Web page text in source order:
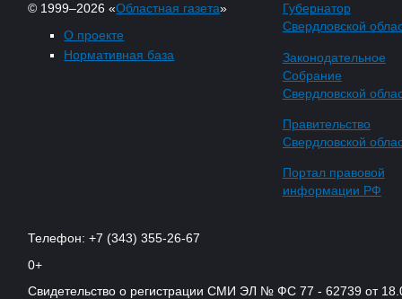
© 1999–2026 «Областная газета»
О проекте
Нормативная база
Губернатор
Свердловской
Законодательное
Собрание
Свердловской
Правительство
Свердловской
Портал правовой
информации РФ
Телефон: +7 (343) 355-26-67
0+
Свидетельство о регистрации СМИ ЭЛ № ФС 77 - 62739 от